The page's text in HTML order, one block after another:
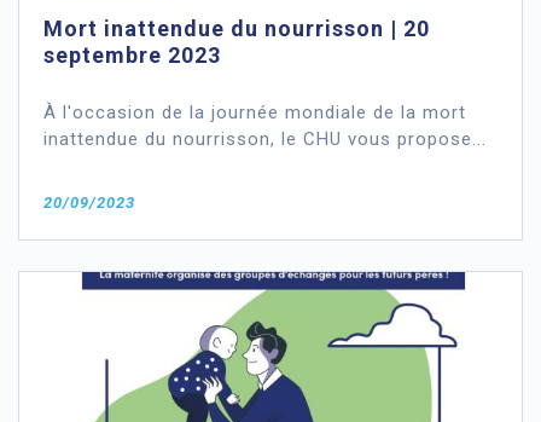
Mort inattendue du nourrisson | 20
septembre 2023
À l'occasion de la journée mondiale de la mort
inattendue du nourrisson, le CHU vous propose...
20/09/2023